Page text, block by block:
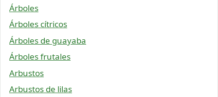
Árboles
Árboles cítricos
Árboles de guayaba
Árboles frutales
Arbustos
Arbustos de lilas